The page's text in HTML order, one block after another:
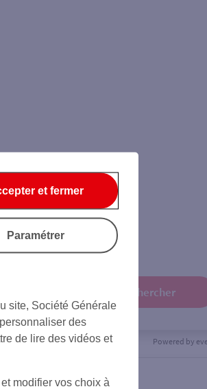
€
Rechercher
Powered by
site, Société Générale
des
de lire des vidéos et
modifier vos choix à
et fermer
Paramétrer